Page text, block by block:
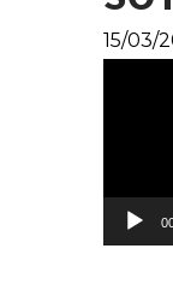
15/03/